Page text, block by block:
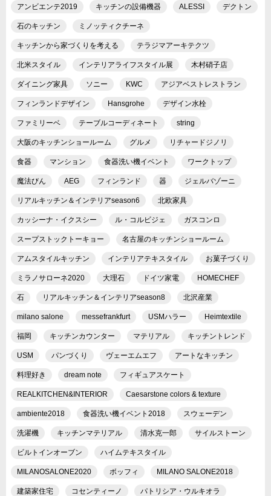
アンビエンテ2019 キッチンの設備機器 ALESSI デクトン
石のキッチン ミノッティクチーネ
キッチンから家づくりを考える テラジマアーキテクツ
北米スタイル インテリアライフスタイル展 木村硝子店
ダイニング家具 ソニー KWC アジアベストレストラン
フィンランドデザイン Hansgrohe デザイン水栓
ファミリーベ テーブルコーディネート string
大阪のキッチンショールーム グルメ リチャードジノリ
食器 マンション 食器洗い機イベント ワークトップ
魔法びん AEG フィンランド 器 ジェルバゾーニ
リアルキッチン＆インテリアseason6 北欧家具
カッシーナ・イクスシー ル・コルビジェ ガスコンロ
スープストックトーキョー 名古屋のキッチンショールーム
アムスタイルキッチン インテリアテキスタイル お菓子づくり
ミラノサローネ2020 大理石 ドイツ家電 HOMECHEF
石 リアルキッチン＆インテリアseason8 北沢産業
milano salone messefrankfurt USMハラー Heimtextile
福岡 キッチンカウンター マテリアル キッチントレンド
USM パンづくり ヴェーエムエフ アートなキッチン
料理好き dream note フィギュアスケート
REALKITCHEN&INTERIOR Caesarstone colors & texture
ambiente2018 食器洗い機イベント2018 スウェーデン
洗濯機 キッチンマテリアル 清水克一郎 サイルストーン
ビルトインオーブン ハイムテキスタイル
MILANOSALONE2020 ボッフィ MILANO SALONE2018
建築家住宅 コセンティーノ パトリシア・ウルキオラ